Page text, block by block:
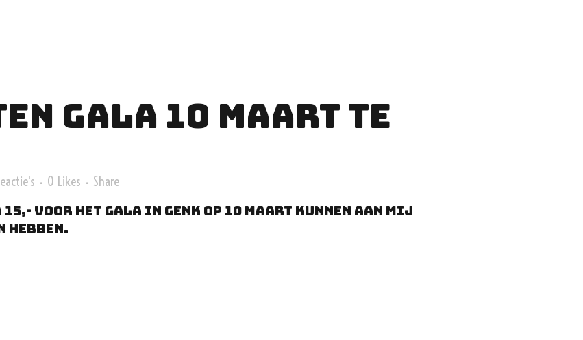
GALA 10 MAART TE
0 Likes Share
voor het gala in Genk op 10 maart kunnen aan mij
hebben.